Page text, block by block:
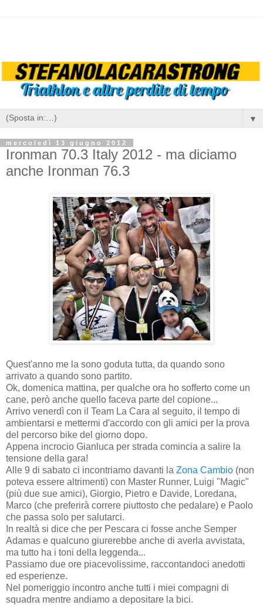
▼
mercoledì 13 giugno 2012
Ironman 70.3 Italy 2012 - ma diciamo
anche Ironman 76.3
Quest'anno me la sono goduta tutta, da quando sono
arrivato a quando sono partito.
Ok, domenica mattina, per qualche ora ho sofferto come un
cane, però anche quello faceva parte del copione...
Arrivo venerdì con il Team La Cara al seguito, il tempo di
ambientarsi e mettermi d'accordo con gli amici per la prova
del percorso bike del giorno dopo.
Appena incrocio Gianluca per strada comincia a salire la
tensione della gara!
Alle 9 di sabato ci incontriamo davanti la Zona Cambio (non
poteva essere altrimenti) con Master Runner, Luigi "Magic"
(più due sue amici), Giorgio, Pietro e Davide, Loredana,
Marco (che preferirà correre piuttosto che pedalare) e Paolo
che passa solo per salutarci.
In realtà si dice che per Pescara ci fosse anche Semper
Adamas e qualcuno giurerebbe anche di averla avvistata,
ma tutto ha i toni della leggenda...
Passiamo due ore piacevolissime, raccontandoci anedotti
ed esperienze.
Nel pomeriggio incontro anche tutti i miei compagni di
squadra mentre andiamo a depositare la bici.